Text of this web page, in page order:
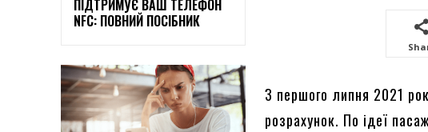
ПІДТРИМУЄ ВАШ ТЕЛЕФОН
NFC: ПОВНИЙ ПОСІБНИК
З першого липня 2021
розрахунок. По ідеї